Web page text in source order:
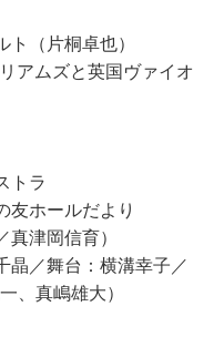
（片桐卓也）
アムズと英国ヴァイオ
トラ
友ホールだより
津岡信育）
晶／舞台：横溝幸子／
、真嶋雄大）